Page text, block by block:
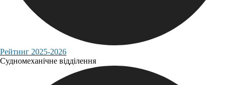
Рейтинг 2025-2026
Судномеханічне відділення